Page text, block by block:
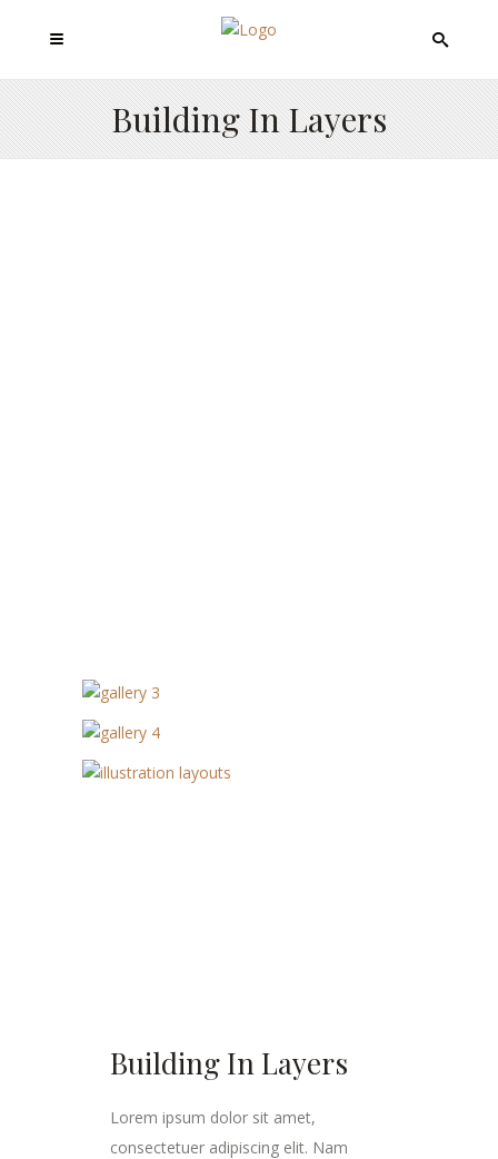
Building In Layers
Building In Layers
Lorem ipsum dolor sit amet,
consectetuer adipiscing elit. Nam